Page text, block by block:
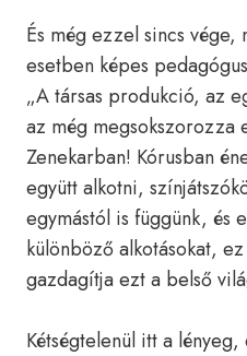
És még ezzel sincs
esetben képes
„A társas produkció, az
az még megsokszorozza
Zenekarban! Kórusban
együtt alkotni,
egymástól is függünk, és
különböző alkotásokat,
gazdagítja ezt a belső
Kétségtelenül itt a